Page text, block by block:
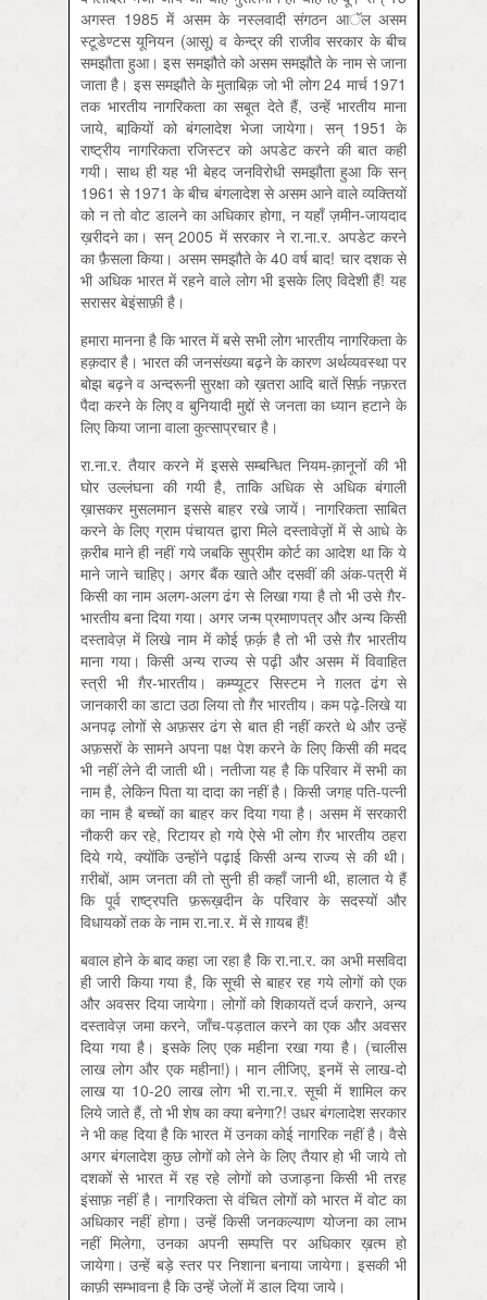
अगस्त 1985 में असम के नस्लवादी संगठन आॅल असम
स्टूडेण्टस यूनियन (आसू) व केन्द्र की राजीव सरकार के बीच
समझौता हुआ। इस समझौते को असम समझौते के नाम से जाना
जाता है। इस समझौते के मुताबिक़ जो भी लोग 24 मार्च 1971
तक भारतीय नागरिकता का सबूत देते हैं, उन्हें भारतीय माना
जाये, बाकि़यों को बंगलादेश भेजा जायेगा। सन् 1951 के
राष्ट्रीय नागरिकता रजिस्टर को अपडेट करने की बात कही
गयी। साथ ही यह भी बेहद जनविरोधी समझौता हुआ कि सन्
1961 से 1971 के बीच बंगलादेश से असम आने वाले व्यक्तियों
को न तो वोट डालने का अधिकार होगा, न यहाँ ज़मीन-जायदाद
ख़रीदने का। सन् 2005 में सरकार ने रा.ना.र. अपडेट करने
का फ़ैसला किया। असम समझौते के 40 वर्ष बाद! चार दशक से
भी अधिक भारत में रहने वाले लोग भी इसके लिए विदेशी हैं! यह
सरासर बेइंसाफ़ी है।
हमारा मानना है कि भारत में बसे सभी लोग भारतीय नागरिकता के
हक़दार है। भारत की जनसंख्या बढ़ने के कारण अर्थव्यवस्था पर
बोझ बढ़ने व अन्दरूनी सुरक्षा को ख़तरा आदि बातें सिर्फ़ नफ़रत
पैदा करने के लिए व बुनियादी मुद्दों से जनता का ध्यान हटाने के
लिए किया जाना वाला कुत्साप्रचार है।
रा.ना.र. तैयार करने में इससे सम्बन्धित नियम-क़ानूनों की भी
घोर उल्लंघना की गयी है, ताकि अधिक से अधिक बंगाली
ख़ासकर मुसलमान इससे बाहर रखे जायें। नागरिकता साबित
करने के लिए ग्राम पंचायत द्वारा मिले दस्तावेज़़ों में से आधे के
क़रीब माने ही नहीं गये जबकि सुप्रीम कोर्ट का आदेश था कि ये
माने जाने चाहिए। अगर बैंक खाते और दसवीं की अंक-पत्री में
किसी का नाम अलग-अलग ढंग से लिखा गया है तो भी उसे ग़ैर-
भारतीय बना दिया गया। अगर जन्म प्रमाणपत्र और अन्य किसी
दस्तावेज़ में लिखे नाम में कोई फ़र्क़ है तो भी उसे ग़ैर भारतीय
माना गया। किसी अन्य राज्य से पढ़ी और असम में विवाहित
स्त्री भी ग़ैर-भारतीय। कम्प्यूटर सिस्टम ने ग़लत ढंग से
जानकारी का डाटा उठा लिया तो ग़ैर भारतीय। कम पढ़े-लिखे या
अनपढ़ लोगों से अफ़सर ढंग से बात ही नहीं करते थे और उन्हें
अफ़सरों के सामने अपना पक्ष पेश करने के लिए किसी की मदद
भी नहीं लेने दी जाती थी। नतीजा यह है कि परिवार में सभी का
नाम है, लेकिन पिता या दादा का नहीं है। किसी जगह पति-पत्नी
का नाम है बच्चों का बाहर कर दिया गया है। असम में सरकारी
नौकरी कर रहे, रिटायर हो गये ऐसे भी लोग ग़ैर भारतीय ठहरा
दिये गये, क्योंकि उन्होंने पढ़ाई किसी अन्य राज्य से की थी।
ग़रीबों, आम जनता की तो सुनी ही कहाँ जानी थी, हालात ये हैं
कि पूर्व राष्ट्रपति फ़रूख़दीन के परिवार के सदस्यों और
विधायकों तक के नाम रा.ना.र. में से ग़ायब हैं!
बवाल होने के बाद कहा जा रहा है कि रा.ना.र. का अभी मसविदा
ही जारी किया गया है, कि सूची से बाहर रह गये लोगों को एक
और अवसर दिया जायेगा। लोगों को शिकायतें दर्ज कराने, अन्य
दस्तावेज़ जमा करने, जाँच-पड़ताल करने का एक और अवसर
दिया गया है। इसके लिए एक महीना रखा गया है। (चालीस
लाख लोग और एक महीना!)। मान लीजिए, इनमें से लाख-दो
लाख या 10-20 लाख लोग भी रा.ना.र. सूची में शामिल कर
लिये जाते हैं, तो भी शेष का क्या बनेगा?! उधर बंगलादेश सरकार
ने भी कह दिया है कि भारत में उनका कोई नागरिक नहीं है। वैसे
अगर बंगलादेश कुछ लोगों को लेने के लिए तैयार हो भी जाये तो
दशकों से भारत में रह रहे लोगों को उजाड़ना किसी भी तरह
इंसाफ़ नहीं है। नागरिकता से वंचित लोगों को भारत में वोट का
अधिकार नहीं होगा। उन्हें किसी जनकल्याण योजना का लाभ
नहीं मिलेगा, उनका अपनी सम्पत्ति पर अधिकार ख़त्म हो
जायेगा। उन्हें बड़े स्तर पर निशाना बनाया जायेगा। इसकी भी
काफ़ी सम्भावना है कि उन्हें जेलों में डाल दिया जाये।